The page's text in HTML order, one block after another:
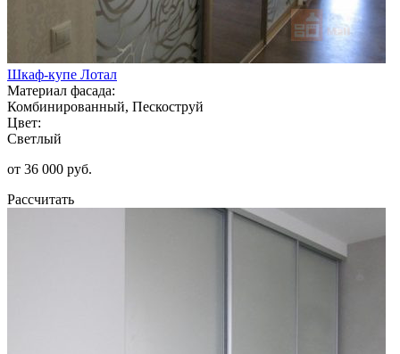
Шкаф-купе Лотал
Материал фасада:
Комбинированный, Пескоструй
Цвет:
Светлый
от 36 000 руб.
Рассчитать